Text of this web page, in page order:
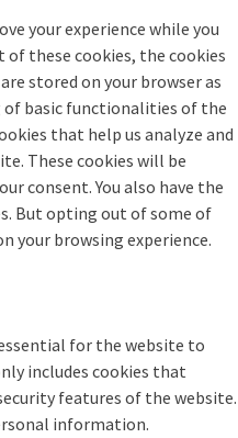
your experience while you
these cookies, the cookies
stored on your browser as
basic functionalities of the
that help us analyze and
These cookies will be
consent. You also have the
But opting out of some of
your browsing experience.
for the website to
includes cookies that
features of the website.
information.